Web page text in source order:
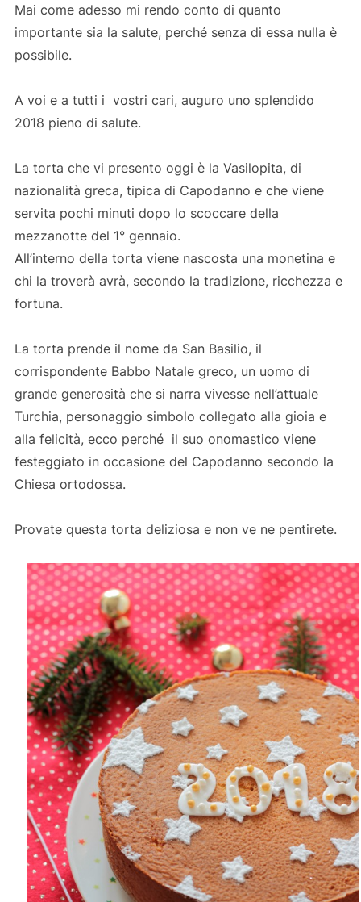
Mai come adesso mi rendo conto di quanto
importante sia la salute, perché senza di essa nulla è
possibile.
A voi e a tutti i vostri cari, auguro uno splendido
2018 pieno di salute.
La torta che vi presento oggi è la Vasilopita, di
nazionalità greca, tipica di Capodanno e che viene
servita pochi minuti dopo lo scoccare della
mezzanotte del 1° gennaio.
All’interno della torta viene nascosta una monetina e
chi la troverà avrà, secondo la tradizione, ricchezza e
fortuna.
La torta prende il nome da San Basilio, il
corrispondente Babbo Natale greco, un uomo di
grande generosità che si narra vivesse nell’attuale
Turchia, personaggio simbolo collegato alla gioia e
alla felicità, ecco perché il suo onomastico viene
festeggiato in occasione del Capodanno secondo la
Chiesa ortodossa.
Provate questa torta deliziosa e non ve ne pentirete.